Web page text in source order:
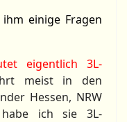
einige Fragen
eigentlich 3L-
meist in den
Hessen, NRW
habe ich sie 3L-